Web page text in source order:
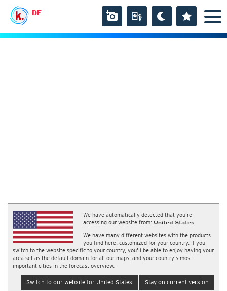
DE
We have automatically detected that you're
accessing our website from: United States
We have many different websites with the products
you find here, customized for your country. If you
switch to the website specific to your country, you'll be able to enjoy having your
area set as the default domain for all our maps, and your country's most
important cities in the forecast overview.
Switch to our website for United States Stay on current version